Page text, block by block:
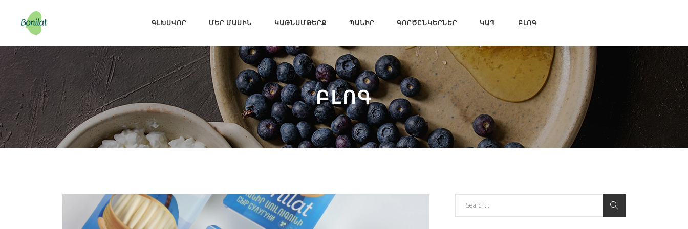
ԳԼԽԱՎՈՐ ՄԵՐ ՄԱՍԻՆ ԿԱԹՆԱՄԹԵՐՔ ՊԱՆԻՐ ԳՈՐԾԸՆԿԵՐՆԵՐ ԿԱՊ ԲԼՈԳ
ԲԼՈԳ